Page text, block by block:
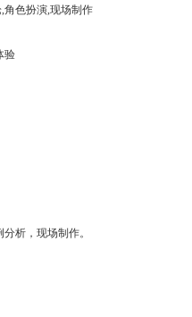
角色扮演,现场制作
验
析，现场制作。